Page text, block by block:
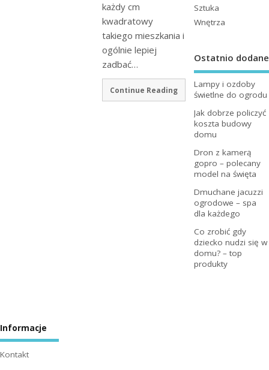
każdy cm
kwadratowy
takiego mieszkania i
ogólnie lepiej
zadbać…
Continue Reading
Sztuka
Wnętrza
Ostatnio dodane
Lampy i ozdoby
świetlne do ogrodu
Jak dobrze policzyć
koszta budowy
domu
Dron z kamerą
gopro – polecany
model na święta
Dmuchane jacuzzi
ogrodowe – spa
dla każdego
Co zrobić gdy
dziecko nudzi się w
domu? – top
produkty
Informacje
Kontakt